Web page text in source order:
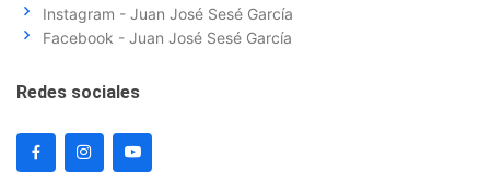
Instagram - Juan José Sesé García
Facebook - Juan José Sesé García
Redes sociales